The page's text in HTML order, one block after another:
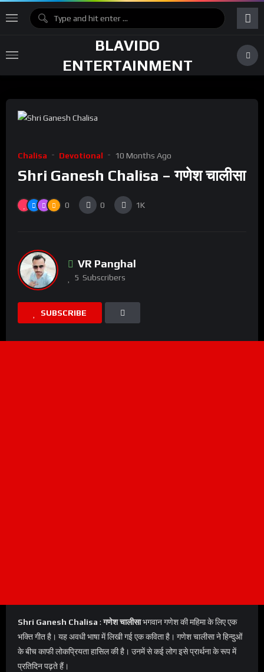
BLAVIDO
ENTERTAINMENT
Chalisa Devotional 10 Months Ago
Shri Ganesh Chalisa – गणेश चालीसा
0 0 1K
VR Panghal
5 Subscribers
SUBSCRIBE
Shri Ganesh Chalisa :गणेश चालीसाभगवान गणेश की महिमा के लिए एक
भक्ति गीत है। यह अवधी भाषा में लिखी गई एक कविता है। गणेश चालीसा ने हिन्दुओं
के बीच काफी लोकप्रियता हासिल की है। उनमें से कई लोग इसे प्रार्थना के रूप में
प्रतिदिन पढ़ते हैं।